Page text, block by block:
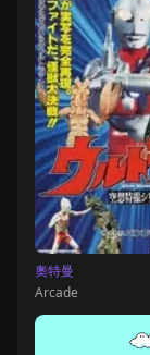
奧特曼
Arcade